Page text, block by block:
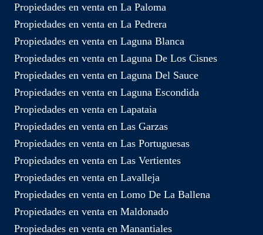
Propiedades en venta en La Paloma
Propiedades en venta en La Pedrera
Propiedades en venta en Laguna Blanca
Propiedades en venta en Laguna De Los Cisnes
Propiedades en venta en Laguna Del Sauce
Propiedades en venta en Laguna Escondida
Propiedades en venta en Lapataia
Propiedades en venta en Las Garzas
Propiedades en venta en Las Portuguesas
Propiedades en venta en Las Vertientes
Propiedades en venta en Lavalleja
Propiedades en venta en Lomo De La Ballena
Propiedades en venta en Maldonado
Propiedades en venta en Manantiales